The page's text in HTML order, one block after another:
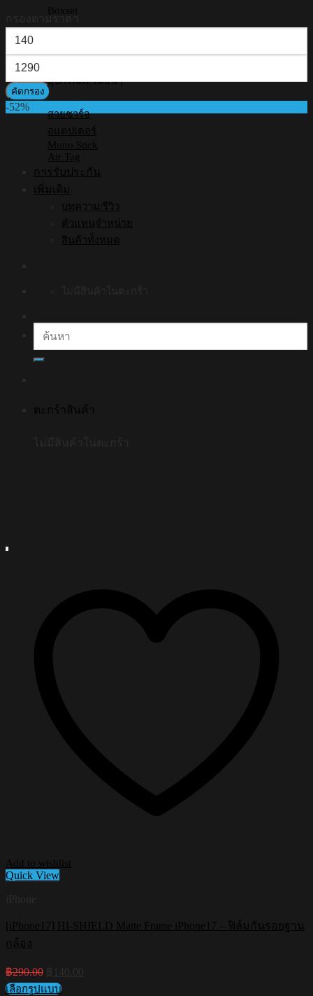
Boxset
Samsung Boxset
อุปกรณ์เสริมอื่นๆ
สายชาร์จ
อแดปเตอร์
Mono Stick
Air Tag
การรับประกัน
เพิ่มเติม
บทความ/รีวิว
ตัวแทนจำหน่าย
สินค้าทั้งหมด
ค้นหา:
ตะกร้าสินค้า
ราคา
ต่ำ
สุด
ราคา
สูงสุด
คัดกรอง
-52%
Add to wishlist
Quick View
[iPhone17] HI-SHIELD Matte Frame iPhone17 – ฟิล์มกันรอยฐาน
กล้อง
฿290.00
price
was:
เลือกรูปแบบ